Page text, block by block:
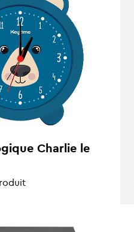
Charlie le